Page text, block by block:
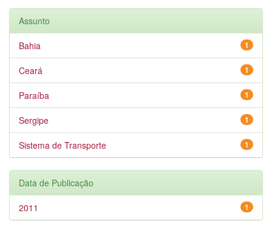
Assunto
1
Bahia
1
Ceará
1
Paraíba
1
Sergipe
1
Sistema de Transporte
Data de Publicação
1
2011